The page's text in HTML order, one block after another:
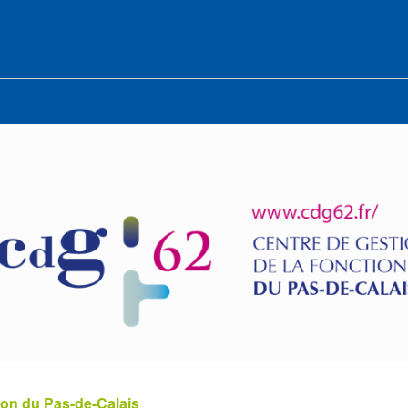
du Pas-de-Calais